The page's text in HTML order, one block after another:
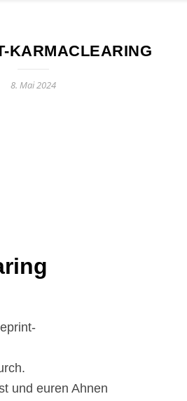
KARMACLEARING
8. Mai 2024
und euren Ahnen